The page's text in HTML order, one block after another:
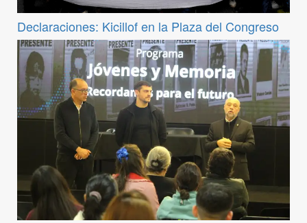
Declaraciones: Kicillof en la Plaza del Congreso